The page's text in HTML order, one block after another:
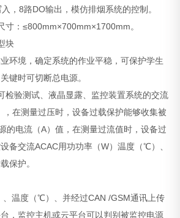
，8路DO输出，模仿排烟系统的控制。
寸：≤800mm×700mm×1700mm。
块
环境，确定系统的作业平稳，可保护学生
键时可切断总电源。
检验测试、液晶显露、监控装置系统的交流
，在测量过压时，设备过载保护能够收集被
的电流（A）值，在测量过流值时，设备过
备交流ACAC用功功率（W）温度（℃）、
保护。
、温度（℃）、并经过CAN /GSM通讯上传
，监控主机或云平台可以判别被监控电源